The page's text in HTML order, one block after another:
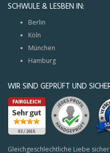
SCHWULE & LESBEN IN:
Berlin
Köln
München
Hamburg
WIR SIND GEPRÜFT UND
Gleichgeschlechtliche Liebe